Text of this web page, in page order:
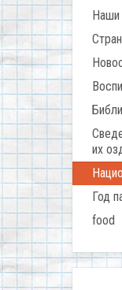
Наши
их
Год
food